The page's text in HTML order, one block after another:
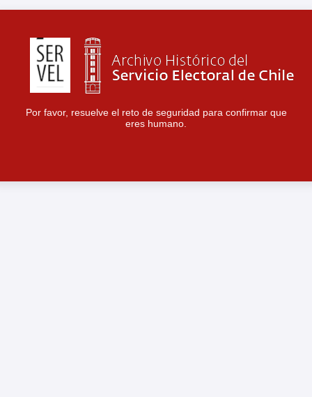
Por favor, resuelve el reto de seguridad para confirmar que
eres humano.